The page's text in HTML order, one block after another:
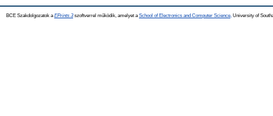
BCE Szakdolgozatok a EPrints 3szoftverrel működik, amelyet a School of Electronics and Computer Science, University of